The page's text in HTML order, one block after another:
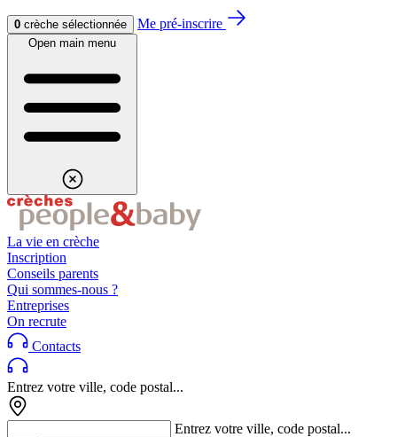
Aller au contenuAller au footer
0 crèche sélectionnée Me pré-inscrire
Open main menu
La vie en crèche
Inscription
Conseils parents
Qui sommes-nous ?
Entreprises
On recrute
Contacts
Entrez votre ville, code postal...
Entrez votre ville, code postal...